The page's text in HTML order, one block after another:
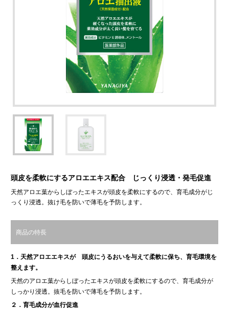
頭皮を柔軟にするアロエエキス配合 じっくり浸透・発毛促進
天然アロエ葉からしぼったエキスが頭皮を柔軟にするので、育毛成分がじ
っくり浸透。抜け毛を防いで薄毛を予防します。
商品の特長
1．天然アロエエキスが 頭皮にうるおいを与えて柔軟に保ち、育毛環境を
整えます。
天然のアロエ葉からしぼったエキスが頭皮を柔軟にするので、育毛成分が
しっかり浸透。抜毛を防いで薄毛を予防します。
２．育毛成分が血行促進